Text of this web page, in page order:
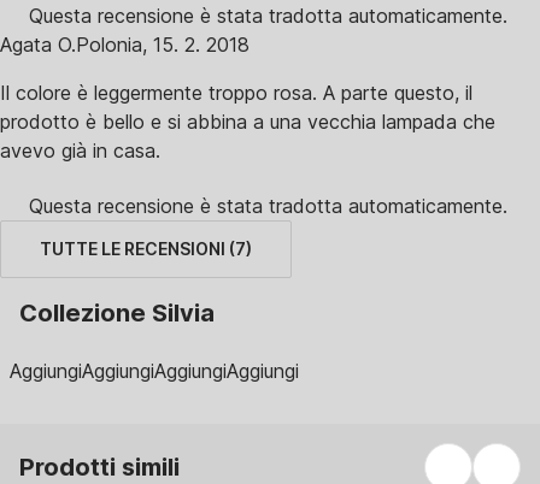
Questa recensione è stata tradotta automaticamente.
Agata O.Polonia, 15. 2. 2018
Il colore è leggermente troppo rosa. A parte questo, il
prodotto è bello e si abbina a una vecchia lampada che
avevo già in casa.
Questa recensione è stata tradotta automaticamente.
TUTTE LE RECENSIONI (7)
Collezione Silvia
AggiungiAggiungiAggiungiAggiungi
Prodotti simili